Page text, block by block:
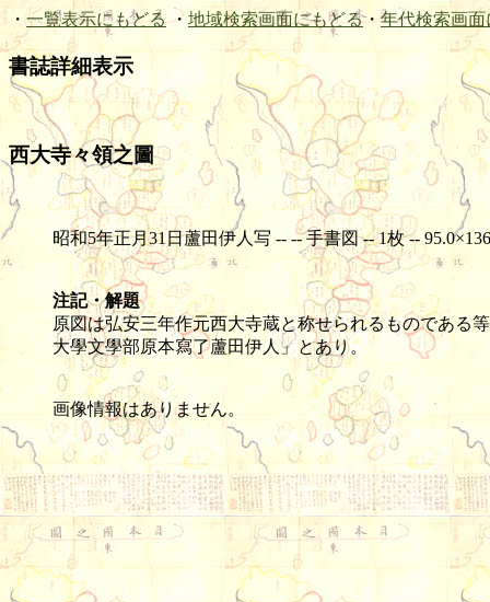
・ 一覧表示にもどる ・ 地域検索画面にもどる・ 年代検索画面
書誌詳細表示
西大寺々領之圖
昭和5年正月31日蘆田伊人写 -- -- 手書図 -- 1枚 --
注記・解題
原図は弘安三年作元西大寺蔵と称せられるものである
大學文學部原本寫了蘆田伊人」とあり。
画像情報はありません。